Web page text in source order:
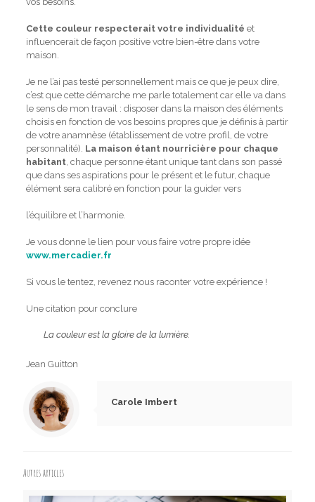
Cette couleur respecterait votre individualité et
influencerait de façon positive votre bien-être dans votre
maison.
Je ne l’ai pas testé personnellement mais ce que je peux dire,
c’est que cette démarche me parle totalement car elle va dans
le sens de mon travail : disposer dans la maison des éléments
choisis en fonction de vos besoins propres que je définis à partir
de votre anamnèse (établissement de votre profil, de votre
personnalité). La maison étant nourricière pour chaque
habitant, chaque personne étant unique tant dans son passé
que dans ses aspirations pour le présent et le futur, chaque
élément sera calibré en fonction pour la guider vers
l’équilibre et l’harmonie.
Je vous donne le lien pour vous faire votre propre idée
www.mercadier.fr
Si vous le tentez, revenez nous raconter votre expérience !
Une citation pour conclure
La couleur est la gloire de la lumière.
Jean Guitton
Carole Imbert
Autres articles